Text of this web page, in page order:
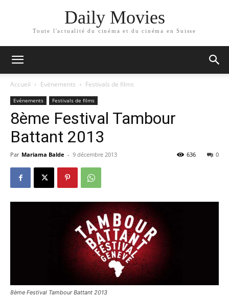
Daily Movies
Toute l'actualité du cinéma et du cinéma en Suisse
Accueil Evénements Festivals de films
Evénements Festivals de films
8ème Festival Tambour
Battant 2013
Par Mariama Balde - 9 décembre 2013 0
636
8ème Festival Tambour Battant 2013